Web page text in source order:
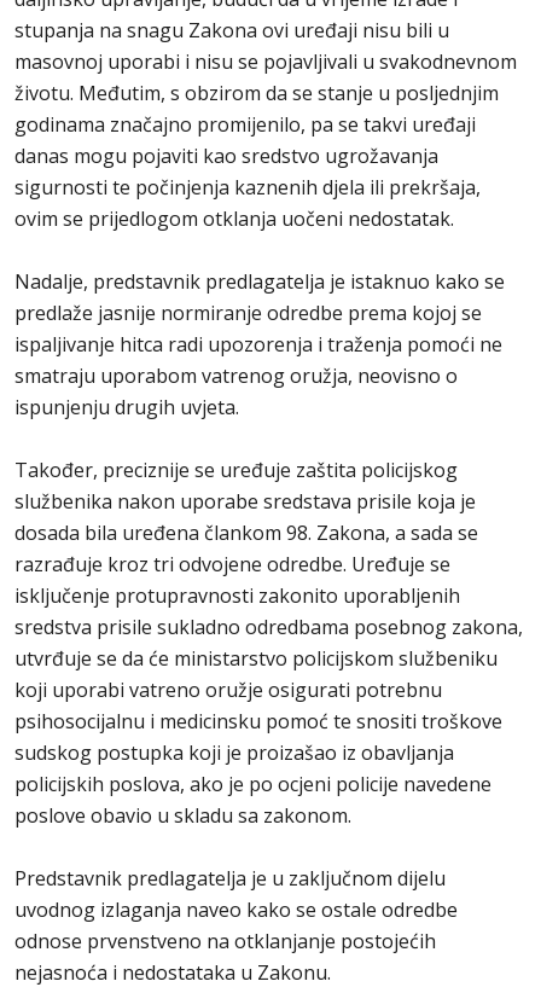
stupanja na snagu Zakona ovi uređaji nisu bili u
masovnoj uporabi i nisu se pojavljivali u svakodnevnom
životu. Međutim, s obzirom da se stanje u posljednjim
godinama značajno promijenilo, pa se takvi uređaji
danas mogu pojaviti kao sredstvo ugrožavanja
sigurnosti te počinjenja kaznenih djela ili prekršaja,
ovim se prijedlogom otklanja uočeni nedostatak.
Nadalje, predstavnik predlagatelja je istaknuo kako se
predlaže jasnije normiranje odredbe prema kojoj se
ispaljivanje hitca radi upozorenja i traženja pomoći ne
smatraju uporabom vatrenog oružja, neovisno o
ispunjenju drugih uvjeta.
Također, preciznije se uređuje zaštita policijskog
službenika nakon uporabe sredstava prisile koja je
dosada bila uređena člankom 98. Zakona, a sada se
razrađuje kroz tri odvojene odredbe. Uređuje se
isključenje protupravnosti zakonito uporabljenih
sredstva prisile sukladno odredbama posebnog zakona,
utvrđuje se da će ministarstvo policijskom službeniku
koji uporabi vatreno oružje osigurati potrebnu
psihosocijalnu i medicinsku pomoć te snositi troškove
sudskog postupka koji je proizašao iz obavljanja
policijskih poslova, ako je po ocjeni policije navedene
poslove obavio u skladu sa zakonom.
Predstavnik predlagatelja je u zaključnom dijelu
uvodnog izlaganja naveo kako se ostale odredbe
odnose prvenstveno na otklanjanje postojećih
nejasnoća i nedostataka u Zakonu.